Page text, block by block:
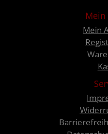
Mein
Mein